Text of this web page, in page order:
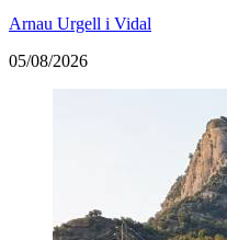
Arnau Urgell i Vidal
05/08/2026